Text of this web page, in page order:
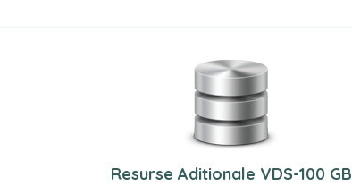
Resurse Aditionale VDS-100 GB